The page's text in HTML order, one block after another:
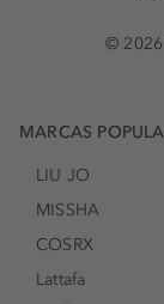
© 2026
MARCAS
LIU JO
MISSHA
COSRX
Lattafa